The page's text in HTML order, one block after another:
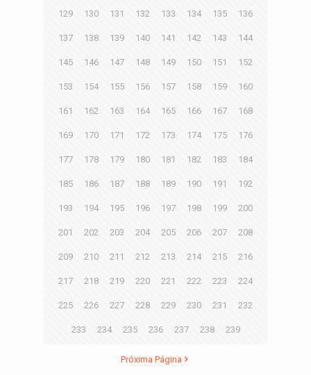
129 130 131 132 133 134 135 136
137 138 139 140 141 142 143 144
145 146 147 148 149 150 151 152
153 154 155 156 157 158 159 160
161 162 163 164 165 166 167 168
169 170 171 172 173 174 175 176
177 178 179 180 181 182 183 184
185 186 187 188 189 190 191 192
193 194 195 196 197 198 199 200
201 202 203 204 205 206 207 208
209 210 211 212 213 214 215 216
217 218 219 220 221 222 223 224
225 226 227 228 229 230 231 232
233 234 235 236 237 238 239
Próxima Página